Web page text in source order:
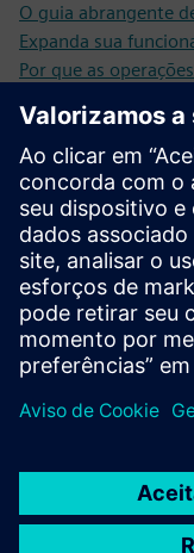
O guia abrangente
Expanda sua
Por que as
Caso de cliente:
Caso de cliente eXp
Caso de cliente: KPN
Caso de cliente:
Caso de cliente CED
Pré-